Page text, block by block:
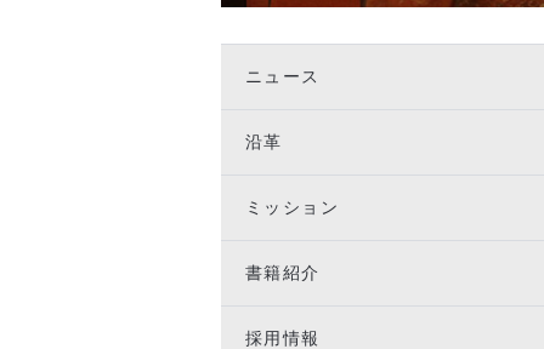
ニュース
沿革
ミッション
書籍紹介
採用情報